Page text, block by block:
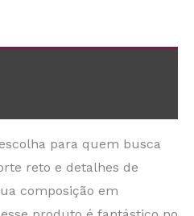
para quem busca
reto e detalhes de
composição em